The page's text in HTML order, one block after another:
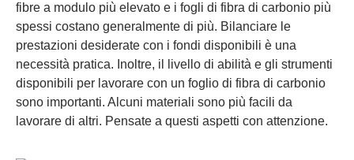
fibre a modulo più elevato e i fogli di fibra di carbonio più
spessi costano generalmente di più. Bilanciare le
prestazioni desiderate con i fondi disponibili è una
necessità pratica. Inoltre, il livello di abilità e gli strumenti
disponibili per lavorare con un foglio di fibra di carbonio
sono importanti. Alcuni materiali sono più facili da
lavorare di altri. Pensate a questi aspetti con attenzione.